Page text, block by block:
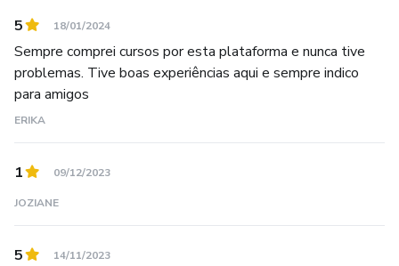
as sobremesas italianas tradicionais, com receitas testadas
e aprovadas
• Profissão Personal Chef, ensinando a se profissionalizar
na gastronomia, do cardápio à estratégia de vendas
• Livro Digital Cheesecake Original, para você aprender a
verdadeira cheesecake americana, passo a passo, de forma
prática e acessível
• Assinatura à Mesa, para descobrir seu estilo culinário e
5 18/01/2024
Sempre comprei cursos por esta plataforma e nunca tive
problemas. Tive boas experiências aqui e sempre indico
para amigos
ERIKA
1 09/12/2023
JOZIANE
5 14/11/2023